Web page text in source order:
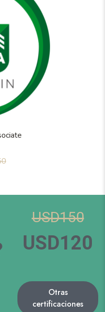
USD150
USD120
Otras
certificaciones